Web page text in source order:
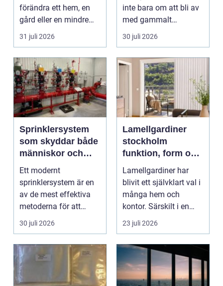
förändra ett hem, en
gård eller en mindre
verksamhet. E...
31 juli 2026
inte bara om att bli av
med gammalt
material. I varje
katalysator ...
30 juli 2026
Sprinklersystem
som skyddar både
människor och
verksamhet
Ett modernt
sprinklersystem är en
av de mest effektiva
metoderna för att
begränsa brandskador.
Syste...
30 juli 2026
Lamellgardiner
stockholm
funktion, form och
smart solskydd
Lamellgardiner har
blivit ett självklart val i
många hem och
kontor. Särskilt i en
stad som Stockhol...
23 juli 2026